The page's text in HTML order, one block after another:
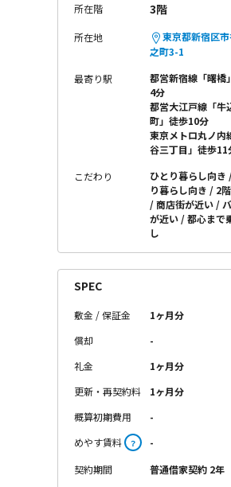
所在階 3階
所在地
東京都新宿区
之町3-1
最寄り駅
都営新宿線「曙橋
4分
都営大江戸線「牛
町」徒歩10分
東京メトロ丸ノ内
谷三丁目」徒歩11
こだわり ひとり暮らし向き
り暮らし向き
2
商店街が近い
が近い
都心まで
し
SPEC
敷金 / 保証金
1ヶ月分
償却
-
礼金
1ヶ月分
更新・再契約料
1ヶ月分
概算初期費用
-
めやす賃料
？ -
契約期間
普通借家契約 2年